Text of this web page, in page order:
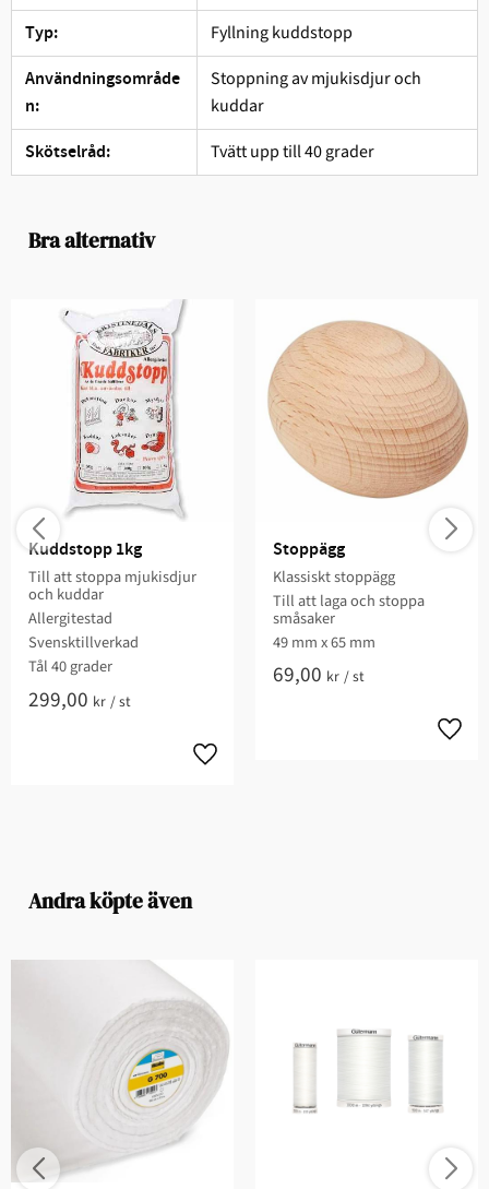
Typ: Fyllning kuddstopp
Användningsområde
n:
Stoppning av mjukisdjur och
kuddar
Skötselråd: Tvätt upp till 40 grader
Bra alternativ
Kuddstopp 1kg
Till att stoppa mjukisdjur
och kuddar
Allergitestad
Svensktillverkad
Tål 40 grader
299,00 kr /st
Stoppägg
Klassiskt stoppägg
Till att laga och stoppa
småsaker
49 mm x 65 mm
69,00 kr /st
Andra köpte även